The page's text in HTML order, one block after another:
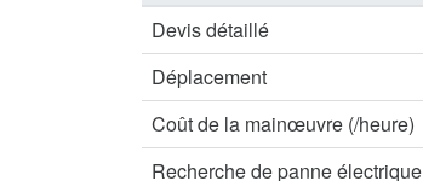
Devis détaillé
Déplacement
Coût de la mainœuvre (/heure)
Recherche de panne électrique